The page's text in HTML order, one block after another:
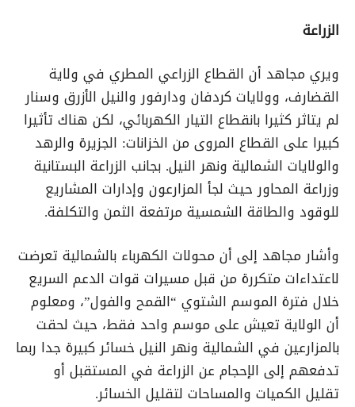
الزراعة
ويري مجاهد أن القطاع الزراعي المطري في ولاية
القضارف، وولايات كردفان ودارفور والنيل الأزرق وسنار
لم يتاثر كثيرا بانقطاع التيار الكهربائي، لكن هناك تأثيرا
كبيرا على القطاع المروى من الخزانات: الجزيرة والرهد
والولايات الشمالية ونهر النيل. بجانب الزراعة البستانية
وزراعة المحاور حيث لجأ المزارعون وإدارات المشاريع
للوقود والطاقة الشمسية مرتفعة الثمن والتكلفة.
وأشار مجاهد إلى أن محولات الكهرباء بالشمالية تعرضت
لاعتداءات متكررة من قبل مسيرات قوات الدعم السريع
خلال فترة الموسم الشتوي “القمح والفول”، ومعلوم
أن الولاية تعيش على موسم واحد فقط، حيث لحقت
بالمزارعين في الشمالية ونهر النيل خسائر كبيرة جدا ربما
تدفعهم إلى الإحجام عن الزراعة في المستقبل أو
تقليل الكميات والمساحات لتقليل الخسائر.